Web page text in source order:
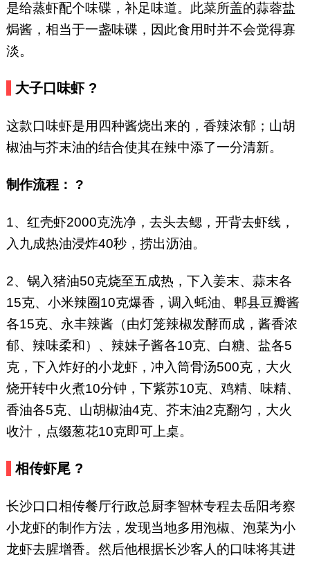
是给蒸虾配个味碟，补足味道。此菜所盖的蒜蓉盐
焗酱，相当于一盏味碟，因此食用时并不会觉得寡
淡。
大子口味虾 ?
这款口味虾是用四种酱烧出来的，香辣浓郁；山胡
椒油与芥末油的结合使其在辣中添了一分清新。
制作流程： ?
1、红壳虾2000克洗净，去头去鳃，开背去虾线，
入九成热油浸炸40秒，捞出沥油。
2、锅入猪油50克烧至五成热，下入姜末、蒜末各
15克、小米辣圈10克爆香，调入蚝油、郫县豆瓣酱
各15克、永丰辣酱（由灯笼辣椒发酵而成，酱香浓
郁、辣味柔和）、辣妹子酱各10克、白糖、盐各5
克，下入炸好的小龙虾，冲入筒骨汤500克，大火
烧开转中火煮10分钟，下紫苏10克、鸡精、味精、
香油各5克、山胡椒油4克、芥末油2克翻匀，大火
收汁，点缀葱花10克即可上桌。
相传虾尾 ?
长沙口口相传餐厅行政总厨李智林专程去岳阳考察
小龙虾的制作方法，发现当地多用泡椒、泡菜为小
龙虾去腥增香。然后他根据长沙客人的口味将其进